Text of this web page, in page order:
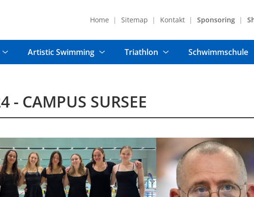
Home Sitemap Kontakt Sponsoring
Artistic Swimming Triathlon Schwimmschule
- CAMPUS SURSEE